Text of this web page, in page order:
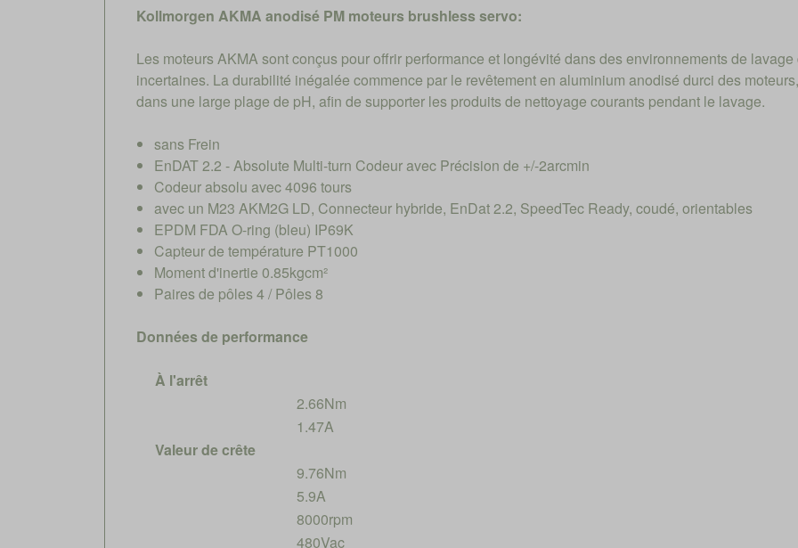
Kollmorgen AKMA anodisé PM moteurs brushless servo:
Les moteurs AKMA sont conçus pour offrir performance et longévité dans des environnements de
incertaines. La durabilité inégalée commence par le revêtement en aluminium anodisé durci des
dans une large plage de pH, afin de supporter les produits de nettoyage courants pendant le lavage.
sans Frein
EnDAT 2.2 - Absolute Multi-turn Codeur avec Précision de +/-2arcmin
Codeur absolu avec 4096 tours
avec un M23 AKM2G LD, Connecteur hybride, EnDat 2.2, SpeedTec Ready, coudé, orientables
EPDM FDA O-ring (bleu) IP69K
Capteur de température PT1000
Moment d'inertie 0.85kgcm²
Paires de pôles 4 / Pôles 8
Données de performance
À l'arrêt
2.66Nm
1.47A
Valeur de crête
9.76Nm
5.9A
8000rpm
480Vac